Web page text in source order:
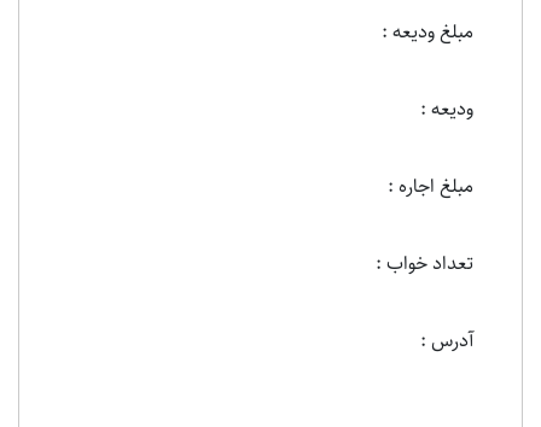
مبلغ ودیعه :
ودیعه :
مبلغ اجاره :
تعداد خواب :
آدرس :